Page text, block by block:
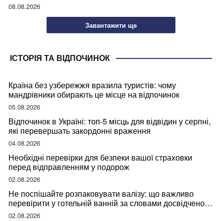
08.08.2026
Завантажити ще
ІСТОРІЯ ТА ВІДПОЧИНОК
Країна без узбережжя вразила туристів: чому
мандрівники обирають це місце на відпочинок
05.08.2026
Відпочинок в Україні: топ-5 місць для відвідин у серпні,
які перевершать закордонні враження
04.08.2026
Необхідні перевірки для безпеки вашої страховки
перед відправленням у подорож
02.08.2026
Не поспішайте розпаковувати валізу: що важливо
перевірити у готельній ванній за словами досвідченої
мандрівниці
02.08.2026